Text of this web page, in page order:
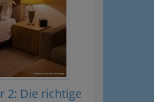
2: Die richtige